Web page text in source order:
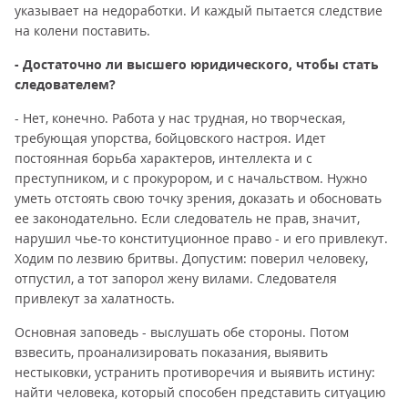
указывает на недоработки. И каждый пытается следствие
на колени поставить.
- Достаточно ли высшего юридического, чтобы стать
следователем?
- Нет, конечно. Работа у нас трудная, но творческая,
требующая упорства, бойцовского настроя. Идет
постоянная борьба характеров, интеллекта и с
преступником, и с прокурором, и с начальством. Нужно
уметь отстоять свою точку зрения, доказать и обосновать
ее законодательно. Если следователь не прав, значит,
нарушил чье-то конституционное право - и его привлекут.
Ходим по лезвию бритвы. Допустим: поверил человеку,
отпустил, а тот запорол жену вилами. Следователя
привлекут за халатность.
Основная заповедь - выслушать обе стороны. Потом
взвесить, проанализировать показания, выявить
нестыковки, устранить противоречия и выявить истину:
найти человека, который способен представить ситуацию